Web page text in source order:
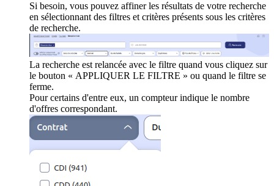
Si besoin, vous pouvez affiner les résultats de votre recherche
en sélectionnant des filtres et critères présents sous les critères
de recherche.
La recherche est relancée avec le filtre quand vous cliquez sur
le bouton « APPLIQUER LE FILTRE » ou quand le filtre se
ferme.
Pour certains d'entre eux, un compteur indique le nombre
d'offres correspondant.